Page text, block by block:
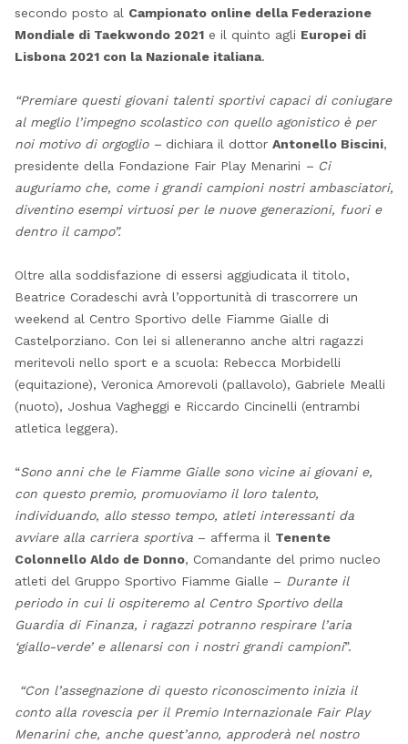
secondo posto al Campionato online della Federazione
Mondiale di Taekwondo 2021e il quinto agli Europei di
Lisbona 2021 con la Nazionale italiana.
“Premiare questi giovani talenti sportivi capaci di coniugare
al meglio l’impegno scolastico con quello agonistico è per
noi motivo di orgoglio – dichiara il dottor Antonello Biscini,
presidente della Fondazione Fair Play Menarini – Ci
auguriamo che, come i grandi campioni nostri ambasciatori,
diventino esempi virtuosi per le nuove generazioni, fuori e
dentro il campo”.
Oltre alla soddisfazione di essersi aggiudicata il titolo,
Beatrice Coradeschi avrà l’opportunità di trascorrere un
weekend al Centro Sportivo delle Fiamme Gialle di
Castelporziano. Con lei si alleneranno anche altri ragazzi
meritevoli nello sport e a scuola: Rebecca Morbidelli
(equitazione), Veronica Amorevoli (pallavolo), Gabriele Mealli
(nuoto), Joshua Vagheggi e Riccardo Cincinelli (entrambi
atletica leggera).
“Sono anni che le Fiamme Gialle sono vicine ai giovani e,
con questo premio, promuoviamo il loro talento,
individuando, allo stesso tempo, atleti interessanti da
avviare alla carriera sportiva– afferma il Tenente
Colonnello Aldo de Donno, Comandante del primo nucleo
atleti del Gruppo Sportivo Fiamme Gialle – Durante il
periodo in cui li ospiteremo al Centro Sportivo della
Guardia di Finanza, i ragazzi potranno respirare l’aria
‘giallo-verde’ e allenarsi con i nostri grandi campioni”.
“Con l’assegnazione di questo riconoscimento inizia il
conto alla rovescia per il Premio Internazionale Fair Play
Menarini che, anche quest’anno, approderà nel nostro